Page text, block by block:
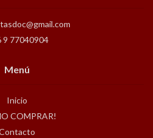
9 77040904
Menú
Inicio
COMPRAR!